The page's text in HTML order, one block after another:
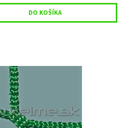
na volejbalové, hádzanárske
a pod. Farba: zelená Uvedená cena je
odbere 30 m2 Pre...